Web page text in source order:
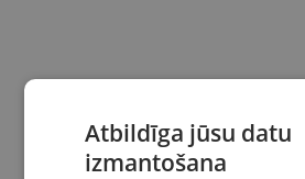
Atbildīga jūsu datu
izmantošana